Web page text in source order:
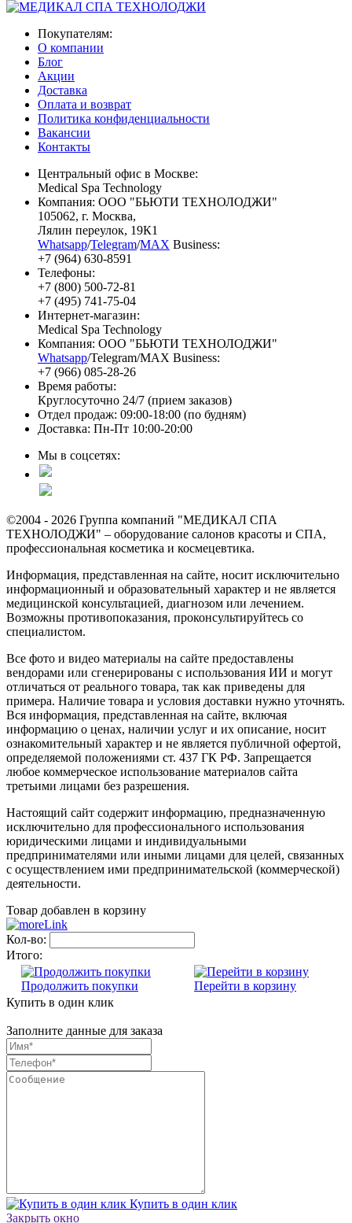
Покупателям:
О компании
Блог
Акции
Доставка
Оплата и возврат
Политика конфиденциальности
Вакансии
Контакты
Центральный офис в Москве:
Medical Spa Technology
Компания: ООО "БЬЮТИ ТЕХНОЛОДЖИ"
105062, г. Москва,
Лялин переулок, 19К1
Whatsapp/Telegram/MAX Business:
+7 (964) 630-8591
Телефоны:
+7 (800) 500-72-81
+7 (495) 741-75-04
Интернет-магазин:
Medical Spa Technology
Компания: ООО "БЬЮТИ ТЕХНОЛОДЖИ"
Whatsapp/Telegram/MAX Business:
+7 (966) 085-28-26
Время работы:
Круглосуточно 24/7 (прием заказов)
Отдел продаж: 09:00-18:00 (по будням)
Доставка: Пн-Пт 10:00-20:00
Мы в соцсетях:
©2004 - 2026 Группа компаний "МЕДИКАЛ СПА
ТЕХНОЛОДЖИ" – оборудование салонов красоты и СПА,
профессиональная косметика и космецевтика.
Информация, представленная на сайте, носит исключительно
информационный и образовательный характер и не является
медицинской консультацией, диагнозом или лечением.
Возможны противопоказания, проконсультируйтесь со
специалистом.
Все фото и видео материалы на сайте предоставлены
вендорами или сгенерированы с использования ИИ и могут
отличаться от реального товара, так как приведены для
примера. Наличие товара и условия доставки нужно уточнять.
Вся информация, представленная на сайте, включая
информацию о ценах, наличии услуг и их описание, носит
ознакомительный характер и не является публичной офертой,
определяемой положениями ст. 437 ГК РФ. Запрещается
любое коммерческое использование материалов сайта
третьими лицами без разрешения.
Настоящий сайт содержит информацию, предназначенную
исключительно для профессионального использования
юридическими лицами и индивидуальными
предпринимателями или иными лицами для целей, связанных
с осуществлением ими предпринимательской (коммерческой)
деятельности.
Товар добавлен в корзину
Кол-во:
Итого:
Продолжить покупки
Перейти в корзину
Купить в один клик
Заполните данные для заказа
Купить в один клик
Закрыть окно